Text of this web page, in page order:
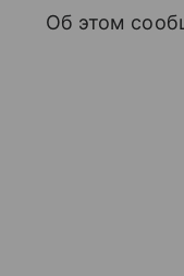
Об этом